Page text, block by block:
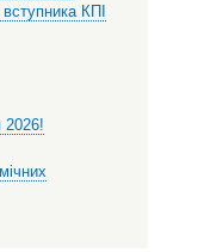
вступника КПІ
2026!